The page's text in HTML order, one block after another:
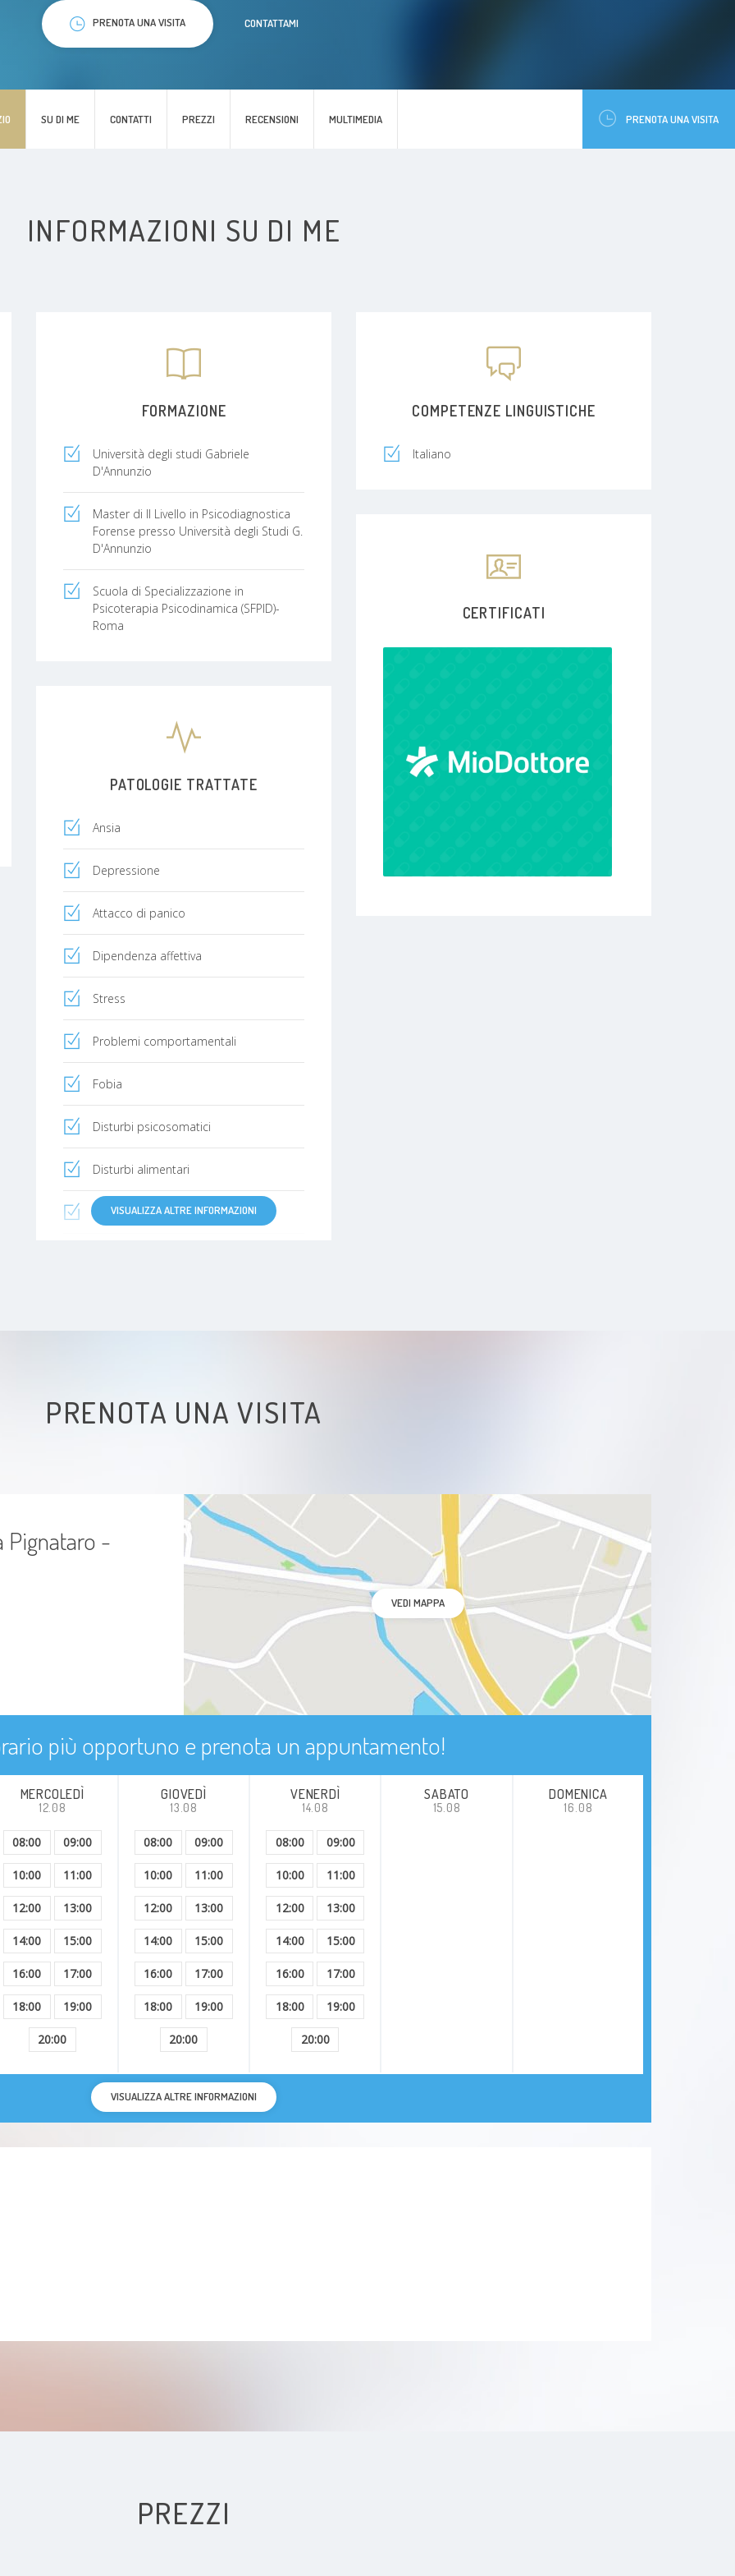
SU DI ME CONTATTI PREZZI RECENSIONI MULTIMEDIA PRENOTA UNA VISITA
PRENOTA UNA VISITA CONTATTAMI
INFORMAZIONI SU DI ME
FORMAZIONE
Università degli studi Gabriele
D'Annunzio
Master di II Livello in Psicodiagnostica
Forense presso Università degli Studi G.
D'Annunzio
Scuola di Specializzazione in
Psicoterapia Psicodinamica (SFPID)-
Roma
COMPETENZE LINGUISTICHE
Italiano
CERTIFICATI
PATOLOGIE TRATTATE
Ansia
Depressione
Attacco di panico
Dipendenza affettiva
Stress
Problemi comportamentali
Fobia
Disturbi psicosomatici
Disturbi alimentari
Disturbo Ossessivo Compulsivo
alimentare (DCA)
Malattia cronica
Isteria
Menopausa
Abuso sessuale
Tossicodipendenza
Autostima
Obesità
disturbo post traumatico da stress
Narcisismo
VISUALIZZA ALTRE INFORMAZIONI
PRENOTA UNA VISITA
Pignataro -
VEDI MAPPA
più opportuno e prenota un appuntamento!
MERCOLEDÌ
12.08
08:00 09:00
10:00 11:00
12:00 13:00
14:00 15:00
16:00 17:00
18:00 19:00
20:00
GIOVEDÌ
13.08
08:00 09:00
10:00 11:00
12:00 13:00
14:00 15:00
16:00 17:00
18:00 19:00
20:00
VENERDÌ
14.08
08:00 09:00
10:00 11:00
12:00 13:00
14:00 15:00
16:00 17:00
18:00 19:00
20:00
SABATO
15.08
DOMENICA
16.08
VISUALIZZA ALTRE INFORMAZIONI
PREZZI